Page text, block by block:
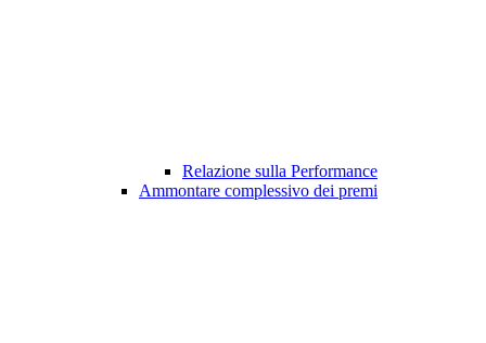
Relazione sulla Performance
Ammontare complessivo dei premi